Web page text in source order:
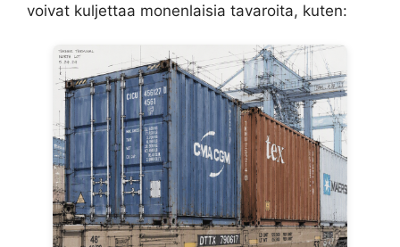
voivat kuljettaa monenlaisia tavaroita, kuten: